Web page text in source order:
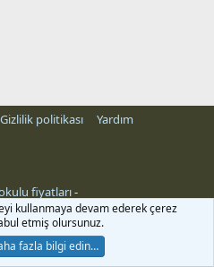
Gizlilik politikası
Yardım
fiyatları-
kullanmaya devam ederek çerez
etmiş olursunuz.
fazla bilgi edin…